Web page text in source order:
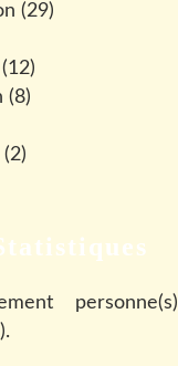
(29)
(12)
(8)
(2)
personne(s)